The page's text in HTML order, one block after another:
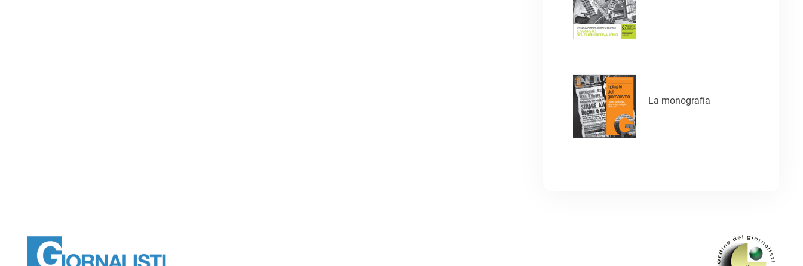
La monografia